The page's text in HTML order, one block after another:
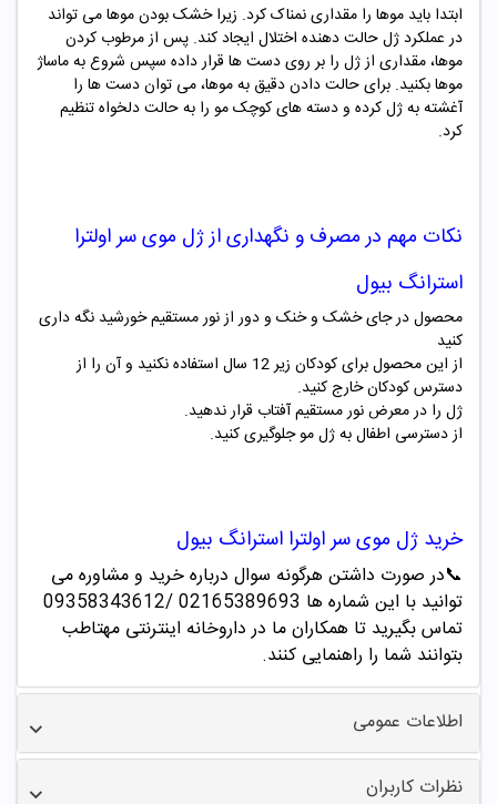
ابتدا باید موها را مقداری نمناک کرد. زیرا خشک بودن موها می تواند
در عملکرد ژل حالت دهنده اختلال ایجاد کند. پس از مرطوب کردن
موها، مقداری از ژل را بر روی دست ها قرار داده سپس شروع به ماساژ
موها بکنید. برای حالت دادن دقیق به موها، می توان دست ها را
آغشته به ژل کرده و دسته های کوچک مو را به حالت دلخواه تنظیم
کرد.
نکات مهم در مصرف و نگهداری ازژل موی سراولترا
استرانگ بیول
محصول در جای خشک و خنک و دور از نور مستقیم خورشید نگه داری
کنید
از این محصول برای کودکان زیر 12 سال استفاده نکنید و آن را از
دسترس کودکان خارج کنید.
ژل را در معرض نور مستقیم آفتاب قرار ندهید.
از دسترسی اطفال به ژل مو جلوگیری کنید.
خرید ژل موی سراولترا استرانگ بیول
📞در صورت داشتن هرگونه سوال درباره خرید و مشاوره می
توانید با این شماره ها 02165389693
/09358343612
تماس بگیرید تا همکاران ما در داروخانه اینترنتی مهتاطب
بتوانند شما را راهنمایی کنند.
اطلاعات عمومی
نظرات کاربران